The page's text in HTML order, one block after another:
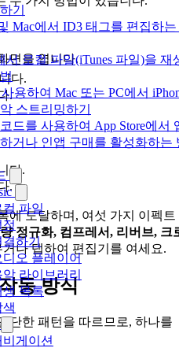
기
Mac에서 ID3 태그를 편집하
서 로컬 파일(iTunes 파일)을 재
용하여 Mac 또는 PC에서
스트리밍하기
드를 사용하여 App Store에서
거나 인앱 구매를 활성화하는
컬 파일
정
결하기
디오 플레이어
악 라이브러리
생 목록
색
비게이션
면을 엽니다.
다.
.
다.
.
에 도달하며, 여섯 가지 이펙트
정규화, 컴프레서, 리버브, 크
거나 탭하여 편집기를 여세요.
동 방식
단한 패턴을 따르므로, 하나를